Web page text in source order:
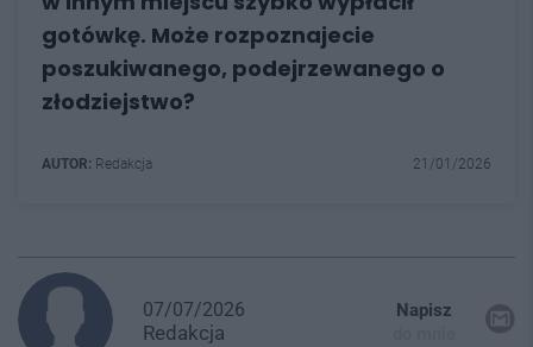
gotówkę. Może rozpoznajecie
poszukiwanego, podejrzewanego o
złodziejstwo?
AUTOR: Redakcja 21/01/2026
07/07/2026
Redakcja
Napisz